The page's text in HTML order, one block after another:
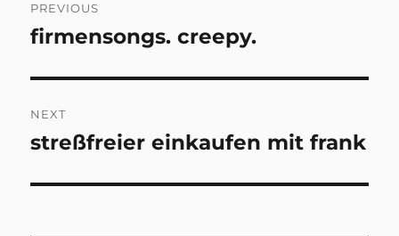
navigation
PREVIOUS
Previous
firmensongs. creepy.
NEXT
Next
streßfreier einkaufen mit frank